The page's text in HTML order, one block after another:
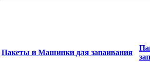
Пакеты и Машинки для запаивания